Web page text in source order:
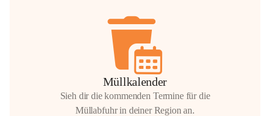
Müllkalender
Sieh dir die kommenden Termine für die
Müllabfuhr in deiner Region an.